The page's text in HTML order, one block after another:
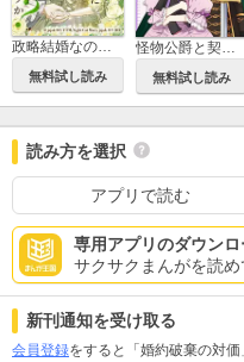
政略結婚なのにどうして執着するのですか？
無料試し読み 無料試し読み
読み方を選択
アプリで読む
専用アプリのダウンロ
サクサクまんがを読め
新刊通知を受け取る
会員登録をすると「婚約破棄の対